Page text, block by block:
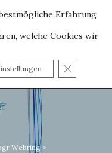
und ohne
Webring >
Erfahrung
welche Cookies wir
GDPR